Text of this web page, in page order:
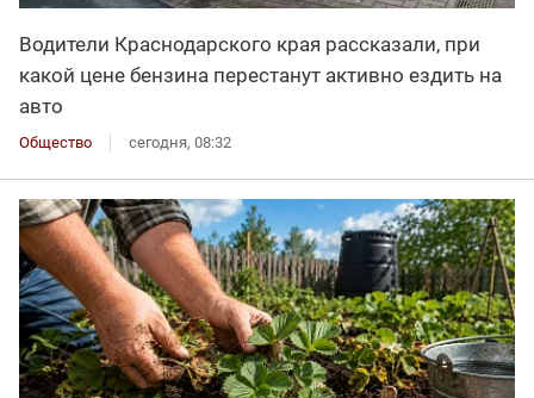
Водители Краснодарского края рассказали, при
какой цене бензина перестанут активно ездить на
авто
Общество сегодня, 08:32